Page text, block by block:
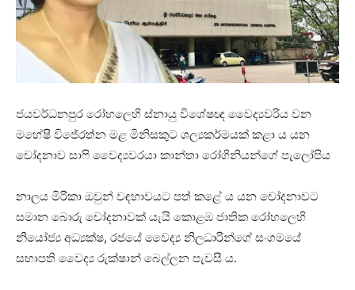
ජයවර්ධනපුර රෝහලෙහි ස්නායු විශේෂඥ වෛද්‍යවරිය වන
මහේෂි විජේරත්න මළ මිනිසකුට ශල්‍යකර්මයක් කළා ය යන
චෝදනාව සාෆි වෛද්‍යවරයා කාන්තා රෝගිනියන්ගේ පැලෝපිය
නාලය මිරිකා ඔවුන් වඳභාවයට පත් කළේ ය යන චෝදනාවට
සමාන බොරු චෝදනාවක් යැයි කොළඹ ජාතික රෝහලෙහි
නියෝජ්‍ය අධ්‍යක්ෂ, රජයේ වෛද්‍ය නිලධාරින්ගේ සංගමයේ
සභාපති වෛද්‍ය රුක්ෂාන් බෙල්ලන පැවසී ය.